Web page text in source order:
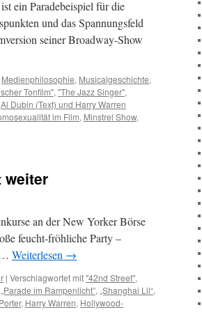
ein Paradebeispiel für die
und das Spannungsfeld
seiner Broadway-Show
Medienphilosophie, Musicalgeschichte,
Tonfilm", "The Jazz Singer",
Al Dubin (Text) und Harry Warren
im Film, Minstrel Show,
weiter
an der New Yorker Börse
feucht-fröhliche Party –
Weiterlesen →
| Verschlagwortet mit"42nd Street",
„Parade im Rampenlicht”, „Shanghai Lil“,
, Harry Warren, Hollywood-